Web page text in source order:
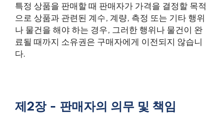
특정 상품을 판매할 때 판매자가 가격을 결정할 목적
으로 상품과 관련된 계수, 계량, 측정 또는 기타 행위
나 물건을 해야 하는 경우, 그러한 행위나 물건이 완
료될 때까지 소유권은 구매자에게 이전되지 않습니
다.
제2장 - 판매자의 의무 및 책임